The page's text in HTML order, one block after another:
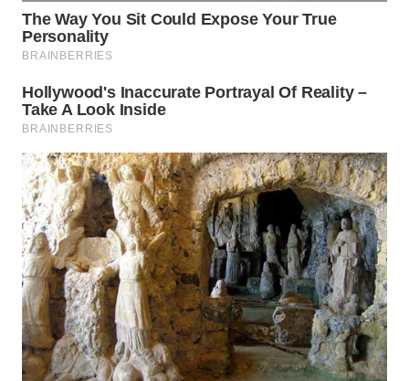
WN
MALUKU
WN
MALUT
WN
DAIRI
WN
DANAU
TOBA
WN
NIAS
WN